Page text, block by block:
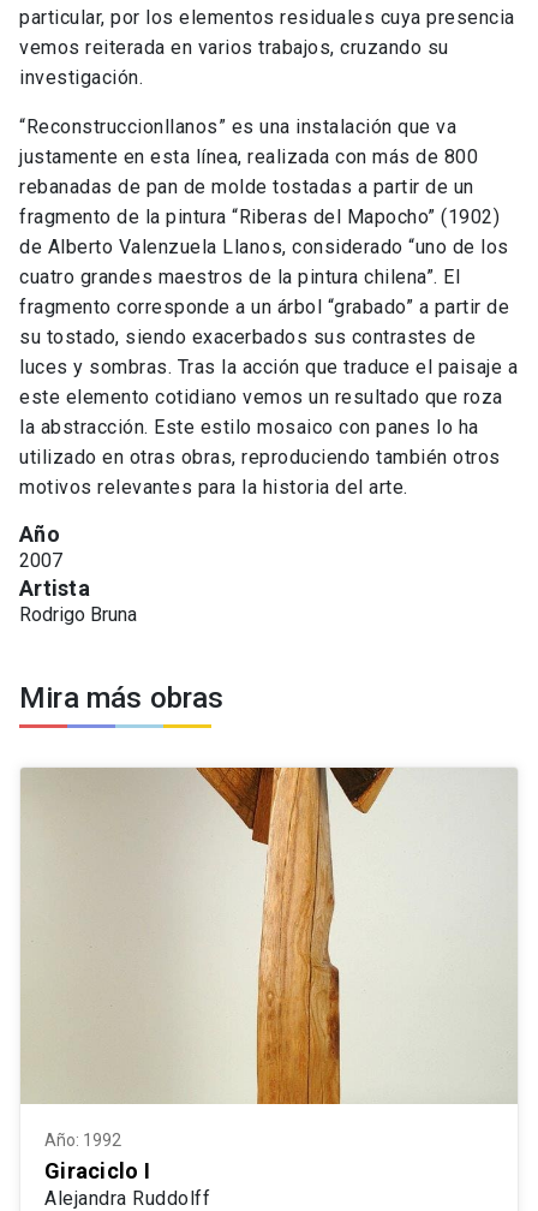
particular, por los elementos residuales cuya presencia
vemos reiterada en varios trabajos, cruzando su
investigación.
“Reconstruccionllanos” es una instalación que va
justamente en esta línea, realizada con más de 800
rebanadas de pan de molde tostadas a partir de un
fragmento de la pintura “Riberas del Mapocho” (1902)
de Alberto Valenzuela Llanos, considerado “uno de los
cuatro grandes maestros de la pintura chilena”. El
fragmento corresponde a un árbol “grabado” a partir de
su tostado, siendo exacerbados sus contrastes de
luces y sombras. Tras la acción que traduce el paisaje a
este elemento cotidiano vemos un resultado que roza
la abstracción. Este estilo mosaico con panes lo ha
utilizado en otras obras, reproduciendo también otros
motivos relevantes para la historia del arte.
Año
2007
Artista
Rodrigo Bruna
Mira más obras
Año: 1992
Giraciclo I
Alejandra Ruddolff